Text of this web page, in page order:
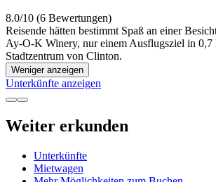
8.0/10 (6 Bewertungen)
Reisende hätten bestimmt Spaß an einer
Ay-O-K Winery, nur einem Ausflugsziel in
Stadtzentrum von Clinton.
Weniger anzeigen
Unterkünfte anzeigen
Weiter erkunden
Unterkünfte
Mietwagen